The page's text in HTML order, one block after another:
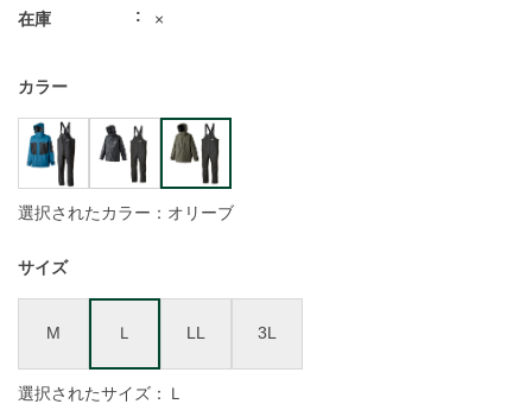
在庫 ×
カラー
選択されたカラー：オリーブ
サイズ
M Ｌ LL 3L
選択されたサイズ：Ｌ